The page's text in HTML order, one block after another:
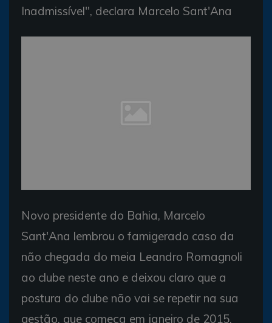
Inadmissível", declara Marcelo Sant'Ana
Novo presidente do Bahia, Marcelo
Sant'Ana lembrou o famigerado caso da
não chegada do meia Leandro Romagnoli
ao clube neste ano e deixou claro que a
postura do clube não vai se repetir na sua
gestão, que começa em janeiro de 2015.